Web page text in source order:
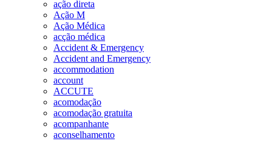
ação direta
Ação M
Ação Médica
acção médica
Accident & Emergency
Accident and Emergency
accommodation
account
ACCUTE
acomodação
acomodação gratuita
acompanhante
aconselhamento